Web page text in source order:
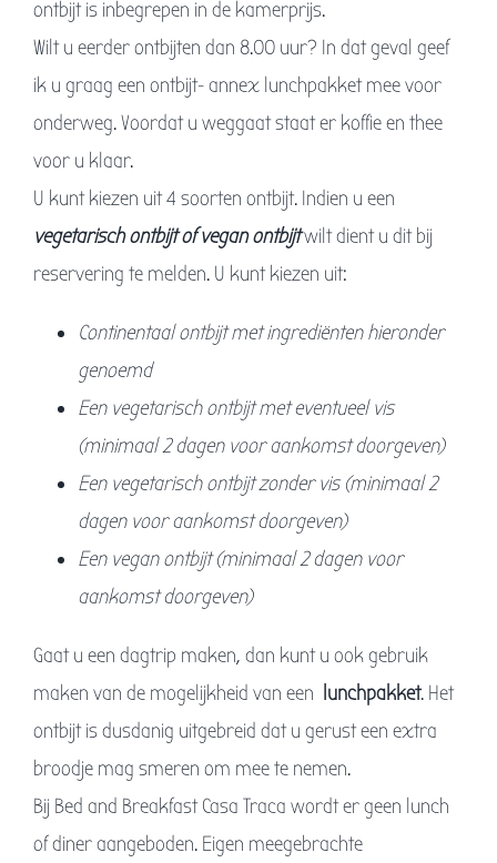
ontbijt is inbegrepen in de kamerprijs.
Wilt u eerder ontbijten dan 8.00 uur? In dat geval geef
ik u graag een ontbijt- annex lunchpakket mee voor
onderweg. Voordat u weggaat staat er koffie en thee
voor u klaar.
U kunt kiezen uit 4 soorten ontbijt. Indien u een
vegetarisch ontbijt of vegan ontbijtwilt dient u dit bij
reservering te melden. U kunt kiezen uit:
Continentaal ontbijt met ingrediënten hieronder
genoemd
Een vegetarisch ontbijt met eventueel vis
(minimaal 2 dagen voor aankomst doorgeven)
Een vegetarisch ontbijt zonder vis (minimaal 2
dagen voor aankomst doorgeven)
Een vegan ontbijt (minimaal 2 dagen voor
aankomst doorgeven)
Gaat u een dagtrip maken, dan kunt u ook gebruik
maken van de mogelijkheid van een
lunchpakket. Het
ontbijt is dusdanig uitgebreid dat u gerust een extra
broodje mag smeren om mee te nemen.
Bij Bed and Breakfast Casa Traca wordt er geen lunch
of diner aangeboden. Eigen meegebrachte